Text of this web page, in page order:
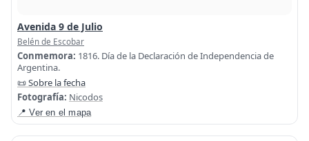
Avenida 9 de Julio
Belén de Escobar
Conmemora: 1816. Día de la Declaración de Independencia de
Argentina.
📜 Sobre la fecha
Fotografía: Nicodos
📍 Ver en el mapa